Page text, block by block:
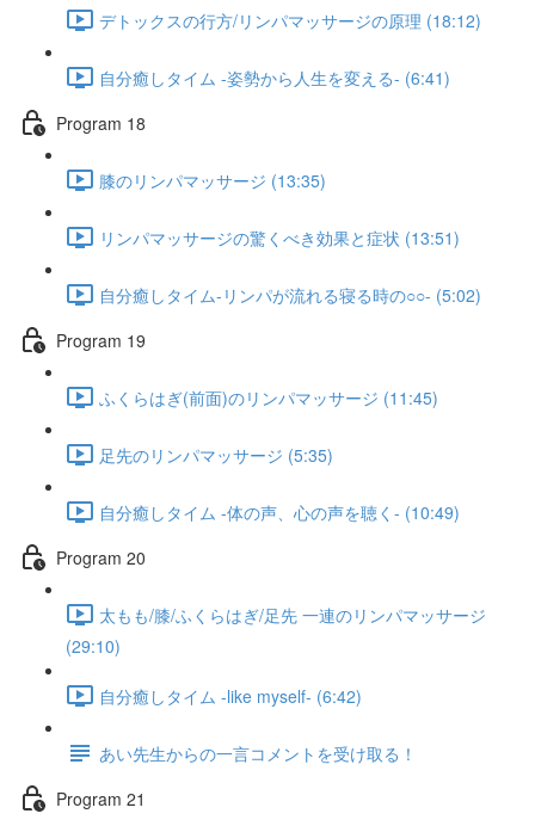
デトックスの行方/リンパマッサージの原理 (18:12)
自分癒しタイム -姿勢から人生を変える- (6:41)
Program 18
膝のリンパマッサージ (13:35)
リンパマッサージの驚くべき効果と症状 (13:51)
自分癒しタイム-リンパが流れる寝る時の○○- (5:02)
Program 19
ふくらはぎ(前面)のリンパマッサージ (11:45)
足先のリンパマッサージ (5:35)
自分癒しタイム -体の声、心の声を聴く- (10:49)
Program 20
太もも/膝/ふくらはぎ/足先 一連のリンパマッサージ
(29:10)
自分癒しタイム -like myself- (6:42)
あい先生からの一言コメントを受け取る！
Program 21